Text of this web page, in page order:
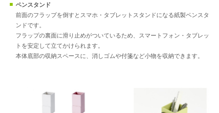
ペンスタンド
前面のフラップを倒すとスマホ・タブレットスタンドになる紙製ペンスタ
ンドです。
フラップの裏面に滑り止めがついているため、スマートフォン・タブレッ
トを安定して立てかけられます。
本体底部の収納スペースに、消しゴムや付箋など小物を収納できます。